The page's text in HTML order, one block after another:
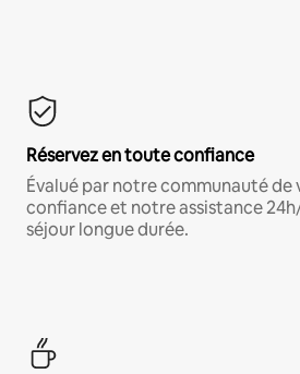
Réservez en toute confiance
Évalué par notre communauté de
confiance et notre assistance
séjour longue durée.